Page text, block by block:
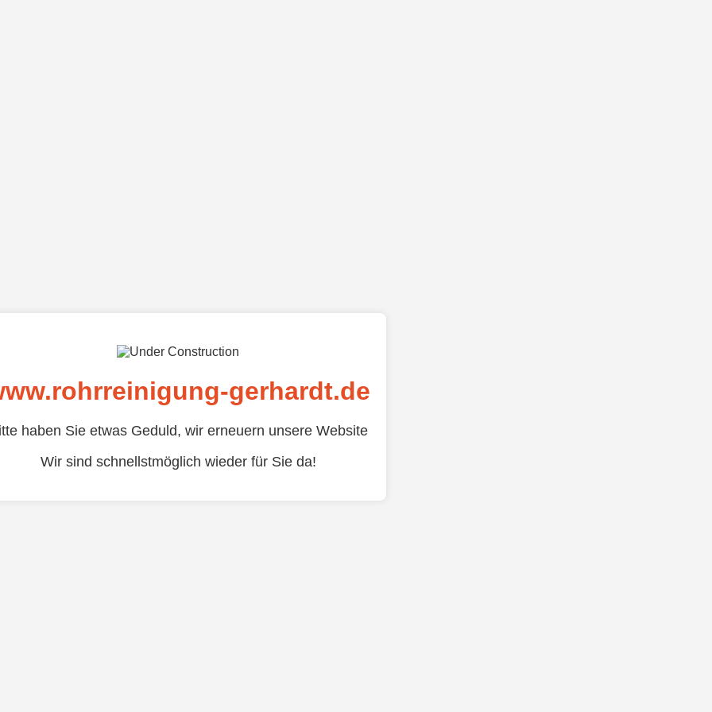
gerhardt.de
haben Sie etwas Geduld, wir erneuern unsere Website
Wir sind schnellstmöglich wieder für Sie da!